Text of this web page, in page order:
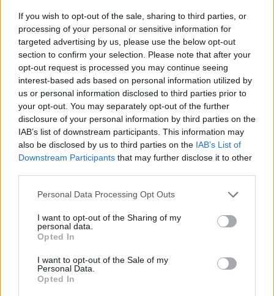
If you wish to opt-out of the sale, sharing to third parties, or
processing of your personal or sensitive information for
targeted advertising by us, please use the below opt-out
section to confirm your selection. Please note that after your
opt-out request is processed you may continue seeing
interest-based ads based on personal information utilized by
us or personal information disclosed to third parties prior to
your opt-out. You may separately opt-out of the further
disclosure of your personal information by third parties on the
IAB’s list of downstream participants. This information may
also be disclosed by us to third parties on the IAB’s List of
Downstream Participants that may further disclose it to other
Personal Data Processing Opt Outs
I want to opt-out of the Sharing of my
personal data.
Opted In
I want to opt-out of the Sale of my
Personal Data.
Opted In
Hasznos
Impresszum
Szerzői jogok
Adatvédelmi tájékoztató
Cookie-kezelési tájékoztató
Hozzászólási szabályzat
Nyomtatott lapjaink archívuma
Székely Hírmondó archívuma
Sütibeállítások